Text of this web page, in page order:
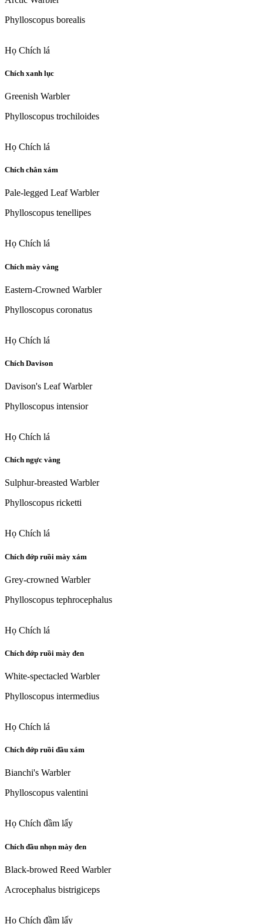
Phylloscopus borealis
Họ Chích lá
Chích xanh lục
Greenish Warbler
Phylloscopus trochiloides
Họ Chích lá
Chích chân xám
Pale-legged Leaf Warbler
Phylloscopus tenellipes
Họ Chích lá
Chích mày vàng
Eastern-Crowned Warbler
Phylloscopus coronatus
Họ Chích lá
Chích Davison
Davison's Leaf Warbler
Phylloscopus intensior
Họ Chích lá
Chích ngực vàng
Sulphur-breasted Warbler
Phylloscopus ricketti
Họ Chích lá
Chích đớp ruồi mày xám
Grey-crowned Warbler
Phylloscopus tephrocephalus
Họ Chích lá
Chích đớp ruồi mày đen
White-spectacled Warbler
Phylloscopus intermedius
Họ Chích lá
Chích đớp ruồi đầu xám
Bianchi's Warbler
Phylloscopus valentini
Họ Chích đầm lấy
Chích đầu nhọn mày đen
Black-browed Reed Warbler
Acrocephalus bistrigiceps
Họ Chích đầm lấy